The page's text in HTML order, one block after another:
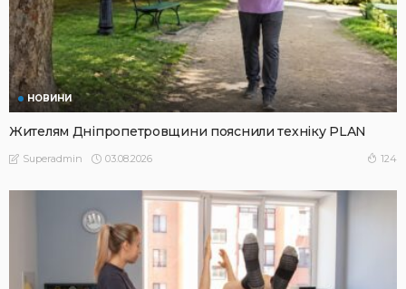
НОВИНИ
Жителям Дніпропетровщини пояснили техніку PLAN
Superadmin 03.08.2026 124